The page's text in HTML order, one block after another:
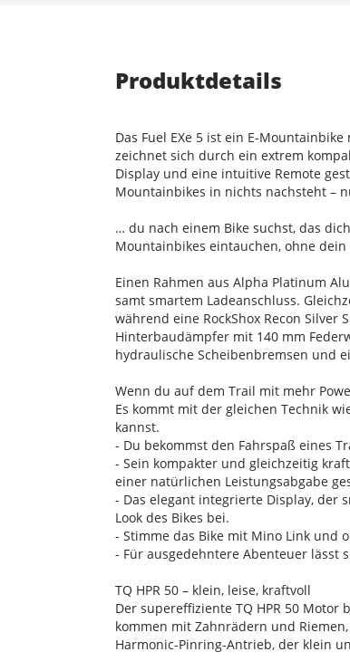
Produktdetails
Das Fuel EXe 5 ist ein E-
zeichnet sich durch ein extrem
Display und eine intuitive Remote
Mountainbikes in nichts nachsteht –
… du nach einem Bike suchst, das
Mountainbikes eintauchen, ohne
Einen Rahmen aus Alpha Platinum
samt smartem Ladeanschluss.
während eine RockShox Recon
Hinterbaudämpfer mit 140 mm
hydraulische Scheibenbremsen und
Wenn du auf dem Trail mit mehr
Es kommt mit der gleichen Technik
kannst.
- Du bekommst den Fahrspaß eines
- Sein kompakter und gleichzeitig
einer natürlichen Leistungsabgabe
- Das elegant integrierte Display, der
Look des Bikes bei.
- Stimme das Bike mit Mino Link und
- Für ausgedehntere Abenteuer lässt
TQ HPR 50 – klein, leise, kraftvoll
Der supereffiziente TQ HPR 50
kommen mit Zahnrädern und
Harmonic-Pinring-Antrieb, der klein